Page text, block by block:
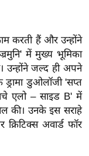
करती हैं और उन्होंने
में मुख्य भूमिका
जल्द ही अपने
ड्रामा डुओलॉजी 'सप्त
एलो – साइड B' में
की। ​​उनके इस सराहे
अवार्ड फॉर